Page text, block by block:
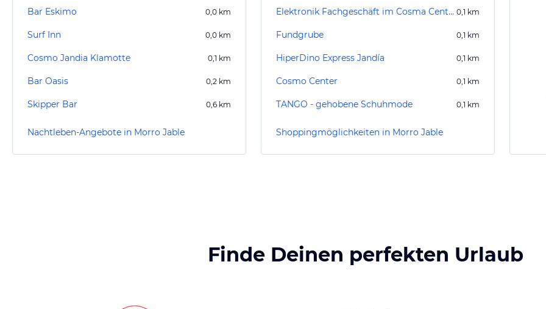
Bar Eskimo 0,0 km
Surf Inn 0,0 km
Cosmo Jandia Klamotte 0,1 km
Bar Oasis 0,2 km
Skipper Bar 0,6 km
Nachtleben-Angebote in Morro Jable
Elektronik Fachgeschäft im Cosma Center 0,1 km
Fundgrube 0,1 km
HiperDino Express Jandía 0,1 km
Cosmo Center 0,1 km
TANGO - gehobene Schuhmode 0,1 km
Shoppingmöglichkeiten in Morro Jable
Finde Deinen perfekten Urlaub